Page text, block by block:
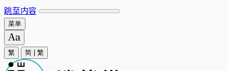
跳至内容
菜单
繁 简 繁